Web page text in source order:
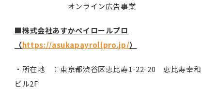
オンライン広告事業
■株式会社あすかペイロールプロ
（https://asukapayrollpro.jp/）
・所在地 ：東京都渋谷区恵比寿1-22-20 恵比寿幸和
ビル2F